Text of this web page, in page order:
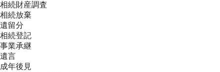
相続財産調査
相続放棄
遺留分
相続登記
事業承継
遺言
成年後見